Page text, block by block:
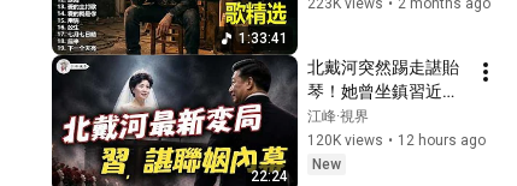
ComixRockRecords
18
張宇 - 走路有風(完整版mv)
yauina
19
【那些熟悉的歌】凡人二重
唱 - 我要用什么方式留你
love80s music
基、张国荣、陳百
1:33:41
散#值得#出卖#至少
还有你#如果云知道#
我的心太乱
223K views • 2 months ago
22:24
北戴河突然踢走諶貽
琴！她曾坐鎮習近平
730票全票大會、捧
出貴州脫貧神話；兩
人的隱秘政治聯姻為
江峰·視界
120K views • 12 hours ago
New